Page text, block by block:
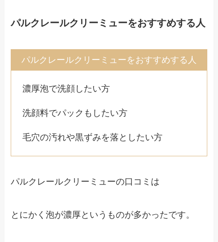
パルクレールクリーミューをおすすめする人
パルクレールクリーミューをおすすめする人
濃厚泡で洗顔したい方
洗顔料でパックもしたい方
毛穴の汚れや黒ずみを落としたい方
パルクレールクリーミューの口コミは
とにかく泡が濃厚というものが多かったです。